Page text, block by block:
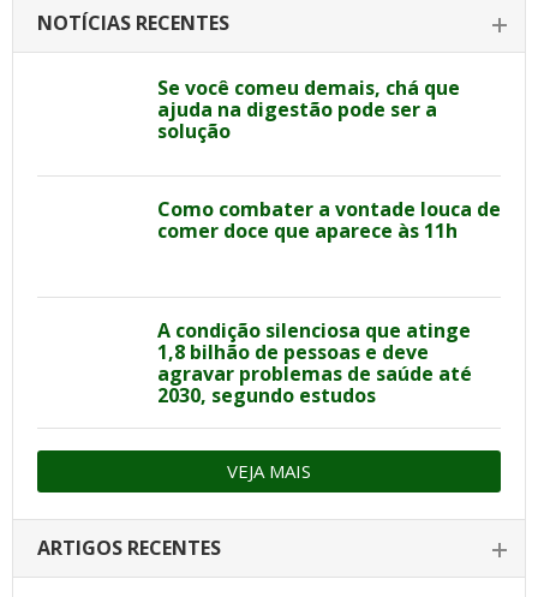
NOTÍCIAS RECENTES
Se você comeu demais, chá que
ajuda na digestão pode ser a
solução
Como combater a vontade louca de
comer doce que aparece às 11h
A condição silenciosa que atinge
1,8 bilhão de pessoas e deve
agravar problemas de saúde até
2030, segundo estudos
VEJA MAIS
ARTIGOS RECENTES